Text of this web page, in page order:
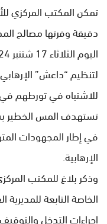
تمكن المكتب المركزي
دقيقة وفرتها مصالح
للاشتباه في تورطهم في
تستهدف المس الخطير
في إطار المجهودات
الإرهابية.
وذكر بلاغ للمكتب
الخاصة التابعة
إجراءات التدخل